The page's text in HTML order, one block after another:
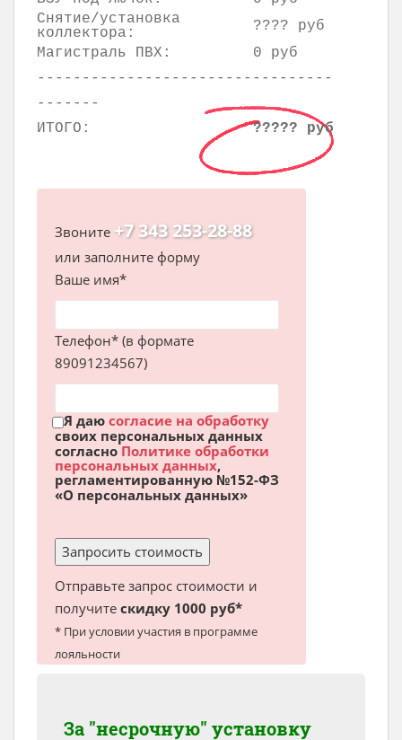
Снятие/установка
коллектора:
???? руб
Магистраль ПВХ:
0 руб
---------------------------------
-------
ИТОГО:
????? руб
Звоните +7 343 253-28-88
или заполните форму
Ваше имя*
Телефон* (в формате
89091234567)
Я даю согласие на обработку
своих персональных данных
согласноПолитике обработки
персональных данных,
регламентированную №152-ФЗ
«О персональных данных»
Отправьте запрос стоимости и
получите скидку 1000 руб*
* При условии участия в программе
лояльности
За "несрочную" установку